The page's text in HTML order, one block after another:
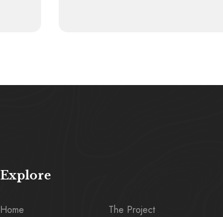
Explore
Home
The Project